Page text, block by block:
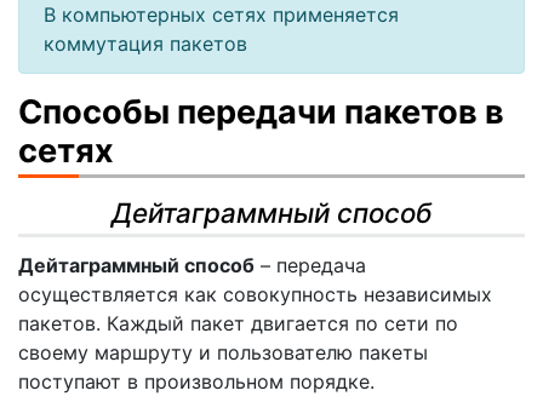
В компьютерных сетях применяется
коммутация пакетов
Способы передачи пакетов в
сетях
Дейтаграммный способ
Дейтаграммный способ – передача
осуществляется как совокупность независимых
пакетов. Каждый пакет двигается по сети по
своему маршруту и пользователю пакеты
поступают в произвольном порядке.